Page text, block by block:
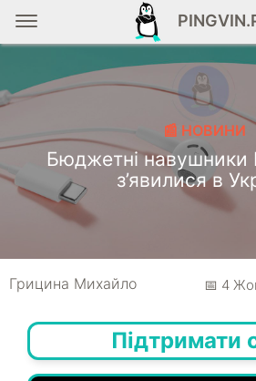
📰 НОВИНИ
Бюджетні навушники
з’явилися в
Грицина Михайло 📅 4
Підтримати